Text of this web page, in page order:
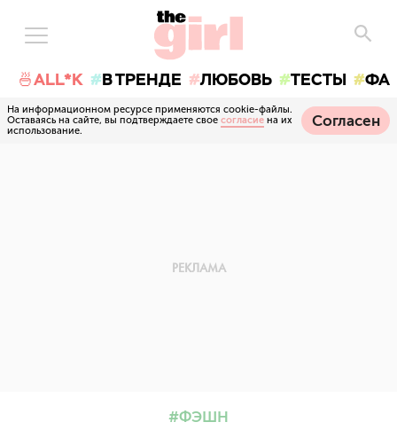
🍜ALL*K В ТРЕНДЕ ЛЮБОВЬ ТЕСТЫ
На информационном ресурсе применяются cookie-файлы.
Оставаясь на сайте, вы подтверждаете свое согласие на их
использование.
Согласен
ФЭШН